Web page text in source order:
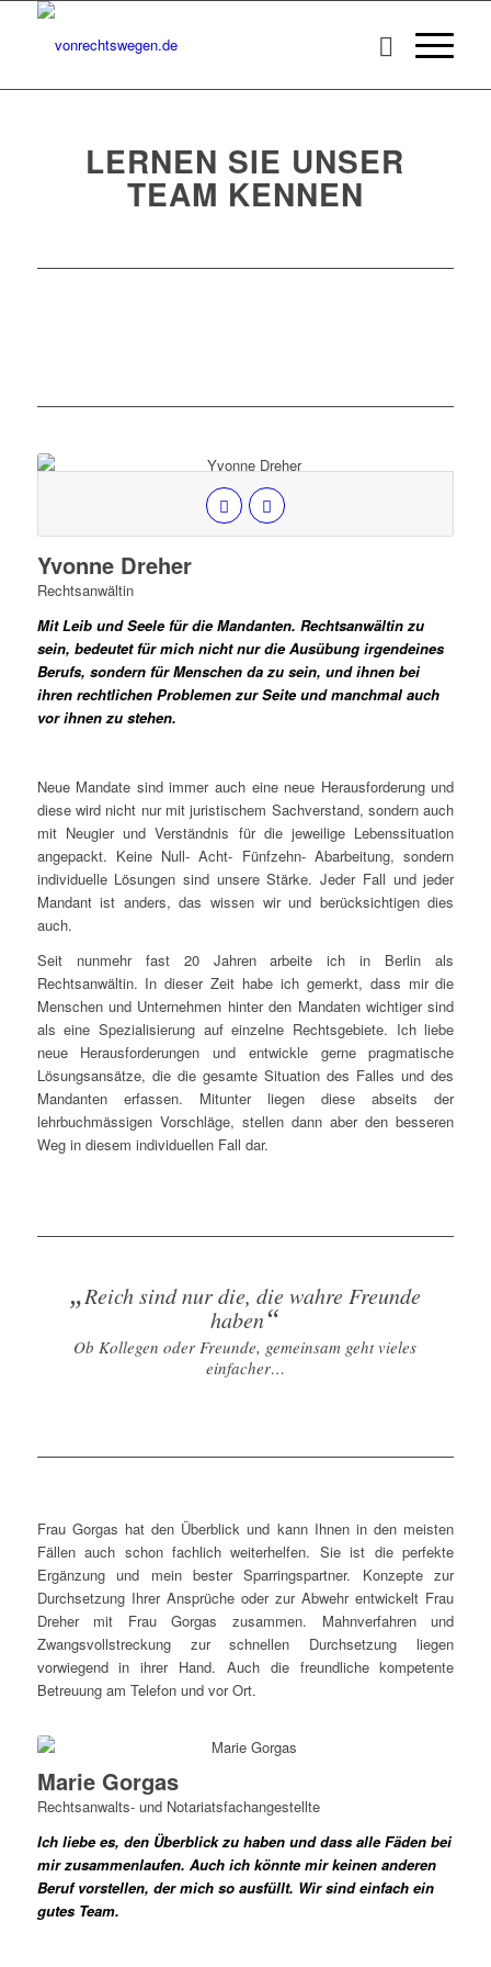
LERNEN SIE UNSER
TEAM KENNEN
Yvonne Dreher
Rechtsanwältin
Mit Leib und Seele für die Mandanten. Rechtsanwältin zu
sein, bedeutet für mich nicht nur die Ausübung irgendeines
Berufs, sondern für Menschen da zu sein, und ihnen bei
ihren rechtlichen Problemen zur Seite und manchmal auch
vor ihnen zu stehen.
Neue Mandate sind immer auch eine neue Herausforderung und
diese wird nicht nur mit juristischem Sachverstand, sondern auch
mit Neugier und Verständnis für die jeweilige Lebenssituation
angepackt. Keine Null- Acht- Fünfzehn- Abarbeitung, sondern
individuelle Lösungen sind unsere Stärke. Jeder Fall und jeder
Mandant ist anders, das wissen wir und berücksichtigen dies
auch.
Seit nunmehr fast 20 Jahren arbeite ich in Berlin als
Rechtsanwältin. In dieser Zeit habe ich gemerkt, dass mir die
Menschen und Unternehmen hinter den Mandaten wichtiger sind
als eine Spezialisierung auf einzelne Rechtsgebiete. Ich liebe
neue Herausforderungen und entwickle gerne pragmatische
Lösungsansätze, die die gesamte Situation des Falles und des
Mandanten erfassen. Mitunter liegen diese abseits der
lehrbuchmässigen Vorschläge, stellen dann aber den besseren
Weg in diesem individuellen Fall dar.
„Reich sind nur die, die wahre Freunde
haben“
Ob Kollegen oder Freunde, gemeinsam geht vieles
einfacher…
Frau Gorgas hat den Überblick und kann Ihnen in den meisten
Fällen auch schon fachlich weiterhelfen. Sie ist die perfekte
Ergänzung und mein bester Sparringspartner. Konzepte zur
Durchsetzung Ihrer Ansprüche oder zur Abwehr entwickelt Frau
Dreher mit Frau Gorgas zusammen. Mahnverfahren und
Zwangsvollstreckung zur schnellen Durchsetzung liegen
vorwiegend in ihrer Hand. Auch die freundliche kompetente
Betreuung am Telefon und vor Ort.
Marie Gorgas
Rechtsanwalts- und Notariatsfachangestellte
Ich liebe es, den Überblick zu haben und dass alle Fäden bei
mir zusammenlaufen. Auch ich könnte mir keinen anderen
Beruf vorstellen, der mich so ausfüllt. Wir sind einfach ein
gutes Team.